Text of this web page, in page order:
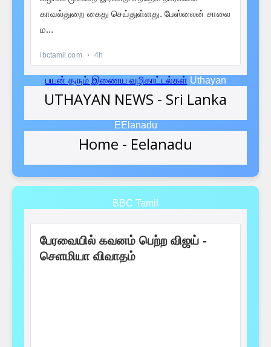
பயன் தரும் இணைய வழிகாட்டல்கள் Uthayan
EElanadu
BBC Tamil